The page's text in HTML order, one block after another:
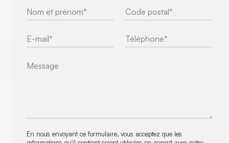
En nous envoyant ce formulaire, vous acceptez que les